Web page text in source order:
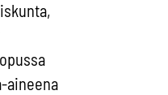
aineena